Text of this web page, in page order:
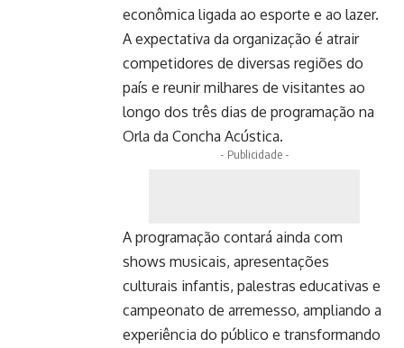
econômica ligada ao esporte e ao lazer.
A expectativa da organização é atrair
competidores de diversas regiões do
país e reunir milhares de visitantes ao
longo dos três dias de programação na
Orla da Concha Acústica.
- Publicidade -
A programação contará ainda com
shows musicais, apresentações
culturais infantis, palestras educativas e
campeonato de arremesso, ampliando a
experiência do público e transformando